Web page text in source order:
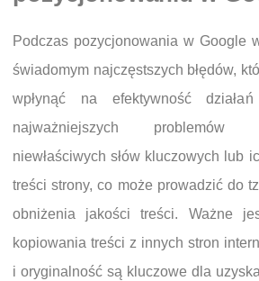
Podczas pozycjonowania w Google
świadomym najczęstszych błędów,
wpłynąć na efektywność
najważniejszych problemów
niewłaściwych słów kluczowych lub
treści strony, co może prowadzić do
obniżenia jakości treści. Ważne
kopiowania treści z innych stron
i oryginalność są kluczowe dla